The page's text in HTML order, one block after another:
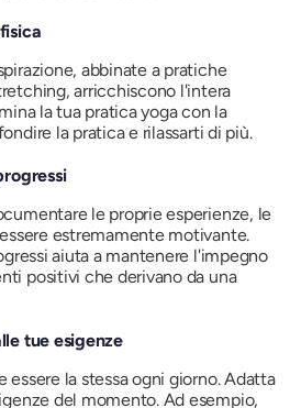
abbinate a pratiche
arricchiscono l'intera
la tua pratica yoga con la
la pratica e rilassarti di più.
le proprie esperienze, le
estremamente motivante.
aiuta a mantenere l'impegno
positivi che derivano da una
tue esigenze
essere la stessa ogni giorno. Adatta
del momento. Ad esempio,